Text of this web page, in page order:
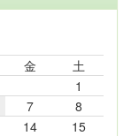
金
土
1
7
8
14
15